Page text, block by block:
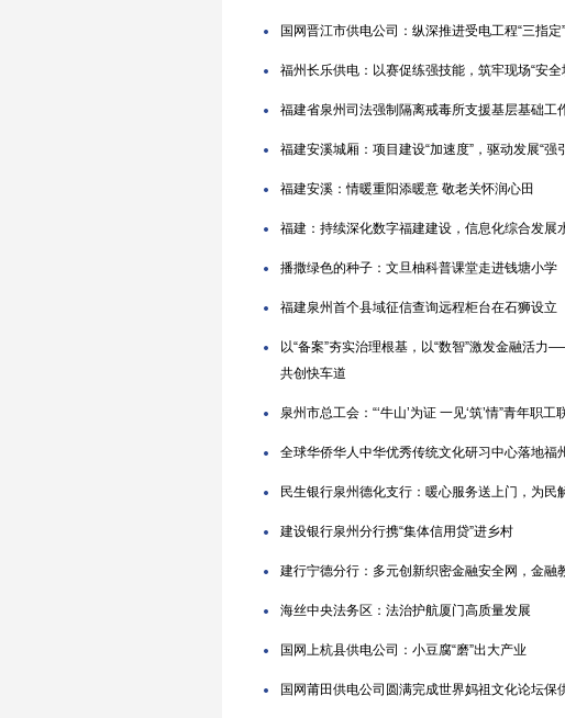
国网晋江市供电公司：纵深推进受电工程“三指
福州长乐供电：以赛促练强技能，筑牢现场“安全
福建省泉州司法强制隔离戒毒所支援基层基础工
福建安溪城厢：项目建设“加速度”，驱动发展“强
福建安溪：情暖重阳添暖意 敬老关怀润心田
福建：持续深化数字福建建设，信息化综合发展
播撒绿色的种子：文旦柚科普课堂走进钱塘小学
福建泉州首个县域征信查询远程柜台在石狮设立
以“备案”夯实治理根基，以“数智”激发金融活
共创快车道
泉州市总工会：“‘牛山’为证 一见‘筑’情”青年职
全球华侨华人中华优秀传统文化研习中心落地福
民生银行泉州德化支行：暖心服务送上门，为民
建设银行泉州分行携“集体信用贷”进乡村
建行宁德分行：多元创新织密金融安全网，金融
海丝中央法务区：法治护航厦门高质量发展
国网上杭县供电公司：小豆腐“磨”出大产业
国网莆田供电公司圆满完成世界妈祖文化论坛保